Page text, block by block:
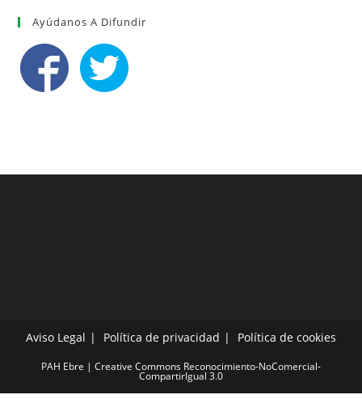
Ayúdanos A Difundir
Aviso Legal Política de privacidad Política de cookies
PAH Ebre | Creative Commons Reconocimiento-NoComercial-
CompartirIgual 3.0